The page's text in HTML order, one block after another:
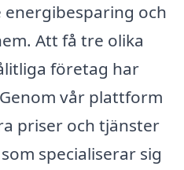
och
Att få tre olika
företag har
vår plattform
priser och tjänster
specialiserar sig